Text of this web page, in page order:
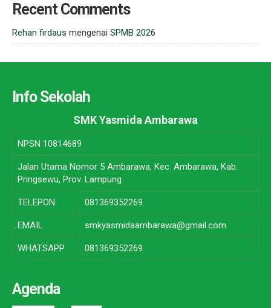
Recent Comments
Rehan firdaus mengenai SPMB 2026
Info Sekolah
SMK Yasmida Ambarawa
NPSN 10814689
Jalan Utama Nomor 5 Ambarawa, Kec. Ambarawa, Kab.
Pringsewu, Prov. Lampung
TELEPON 081369352269
EMAIL smkyasmidaambarawa@gmail.com
WHATSAPP 081369352269
Agenda